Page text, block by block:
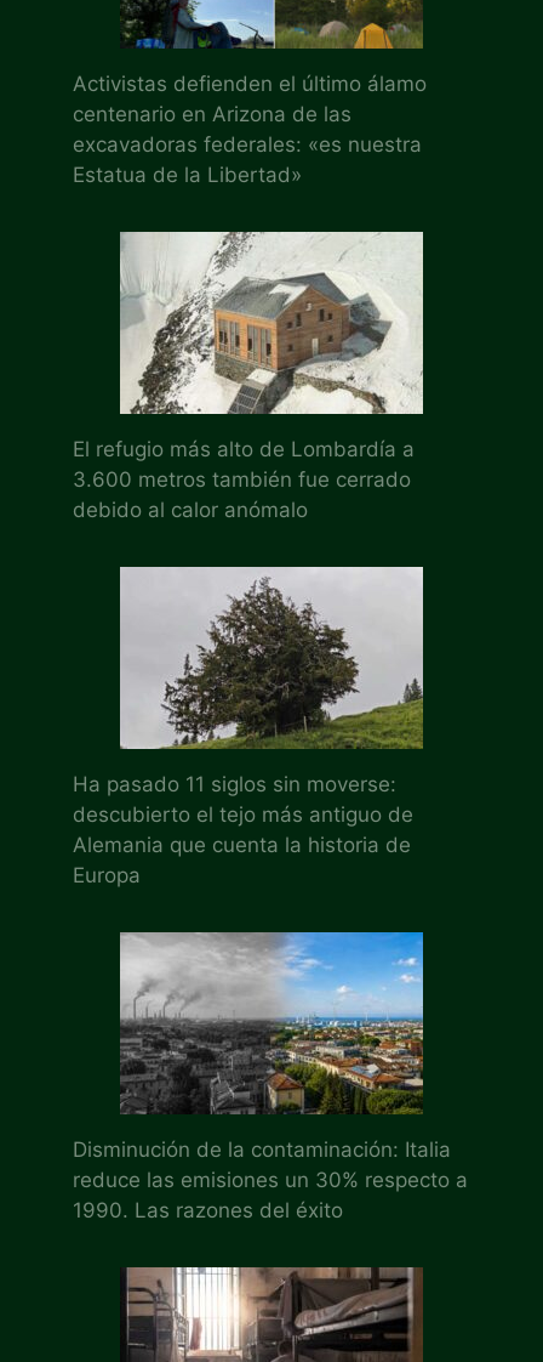
Activistas defienden el último álamo
centenario en Arizona de las
excavadoras federales: «es nuestra
Estatua de la Libertad»
El refugio más alto de Lombardía a
3.600 metros también fue cerrado
debido al calor anómalo
Ha pasado 11 siglos sin moverse:
descubierto el tejo más antiguo de
Alemania que cuenta la historia de
Europa
Disminución de la contaminación: Italia
reduce las emisiones un 30% respecto a
1990. Las razones del éxito